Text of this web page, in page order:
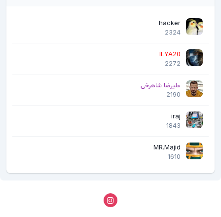
hacker
2324
ILYA20
2272
علیرضا شاهرخی
2190
iraj
1843
MR.Majid
1610